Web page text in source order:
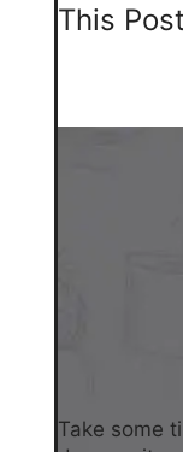
This Post
Take some